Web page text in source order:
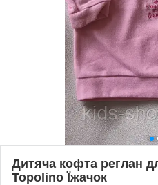
Дитяча кофта реглан
Topolino Їжачок